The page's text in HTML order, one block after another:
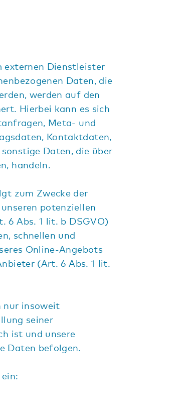
externen Dienstleister
Daten, die
werden auf den
Hierbei kann es sich
Meta- und
Kontaktdaten,
Daten, die über
handeln.
zum Zwecke der
potenziellen
6 Abs. 1 lit. b DSGVO)
schnellen und
Online-Angebots
(Art. 6 Abs. 1 lit.
nur insoweit
seiner
ist und unsere
Daten befolgen.